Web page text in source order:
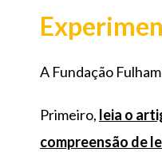
A Fundação
Primeiro, leia o
compreensão de